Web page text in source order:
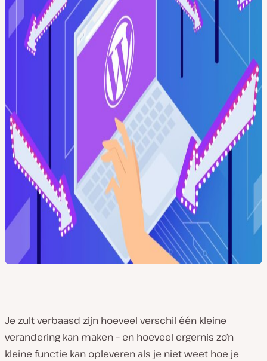
Je zult verbaasd zijn hoeveel verschil één kleine
verandering kan maken – en hoeveel ergernis zo’n
kleine functie kan opleveren als je niet weet hoe je